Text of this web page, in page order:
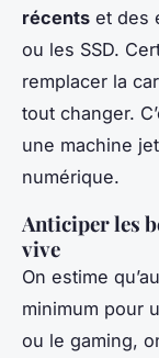
récents et des
ou les SSD.
remplacer la
tout changer.
une machine
numérique.
Anticiper les
vive
On estime
minimum pour
ou le gaming,